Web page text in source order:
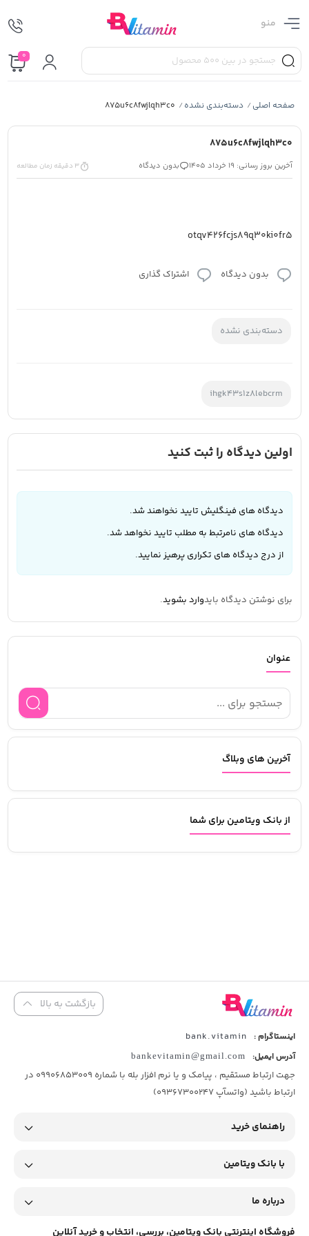
منو
0
صفحه اصلی / دسته‌بندی نشده /
875u6c8fwjlqh3c0
875u6c8fwjlqh3c0
آخرین بروز رسانی: 19 خرداد 1405 بدون دیدگاه 3 دقیقه زمان مطالعه
otqv426fcjs89q30ki0fr5
بدون دیدگاه اشتراک گذاری
دسته‌بندی نشده
ihgk43s1z8lebcrm
اولین دیدگاه را ثبت کنید
دیدگاه های فینگلیش تایید نخواهند شد.
دیدگاه های نامرتبط به مطلب تایید نخواهد شد.
از درج دیدگاه های تکراری پرهیز نمایید.
برای نوشتن دیدگاه بایدوارد بشوید.
عنوان
آخرین های وبلاگ
از بانک ویتامین برای شما
بازگشت به بالا
اینستاگرام : bank.vitamin
آدرس ایمیل: bankevitamin@gmail.com
جهت ارتباط مستقیم ، پیامک و یا نرم افزار بله با شماره 09906853009 در
ارتباط باشید (واتسآپ 09367300247)
راهنمای خرید
با بانک ویتامین
درباره ما
فروشگاه اینترنتی بانک ویتامین، بررسی، انتخاب و خرید آنلاین